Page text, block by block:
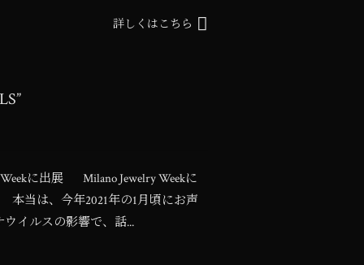
詳しくはこちら
に出展 Milano Jewelry Weekに
本当は、今年2021年の1月頃にお声
イルスの影響で、話...